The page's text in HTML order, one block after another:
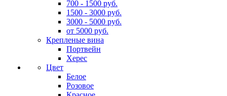
700 - 1500 руб.
1500 - 3000 руб.
3000 - 5000 руб.
от 5000 руб.
Крепленые вина
Портвейн
Херес
Цвет
Белое
Розовое